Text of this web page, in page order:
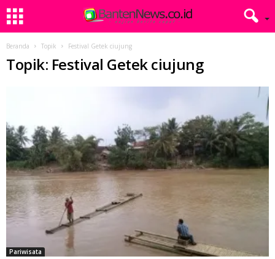
Beranda Topik Festival Getek ciujung
Topik: Festival Getek ciujung
Pariwisata